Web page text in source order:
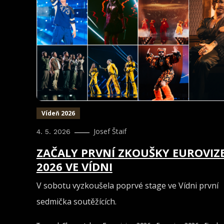
Vídeň 2026
4. 5. 2026 Josef Štaif
ZAČALY PRVNÍ ZKOUŠKY
2026 VE VÍDNI
V sobotu vyzkoušela poprvé stage ve Vídni první
sedmička soutěžících.